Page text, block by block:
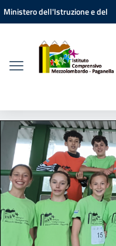
Vai ai contenuti
Vai al menu di navigazione
Vai al footer
Ministero dell'Istruzione e del